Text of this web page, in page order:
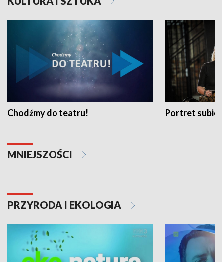
Chodźmy do teatru! Portret
MNIEJSZOŚCI
PRZYRODA I EKOLOGIA